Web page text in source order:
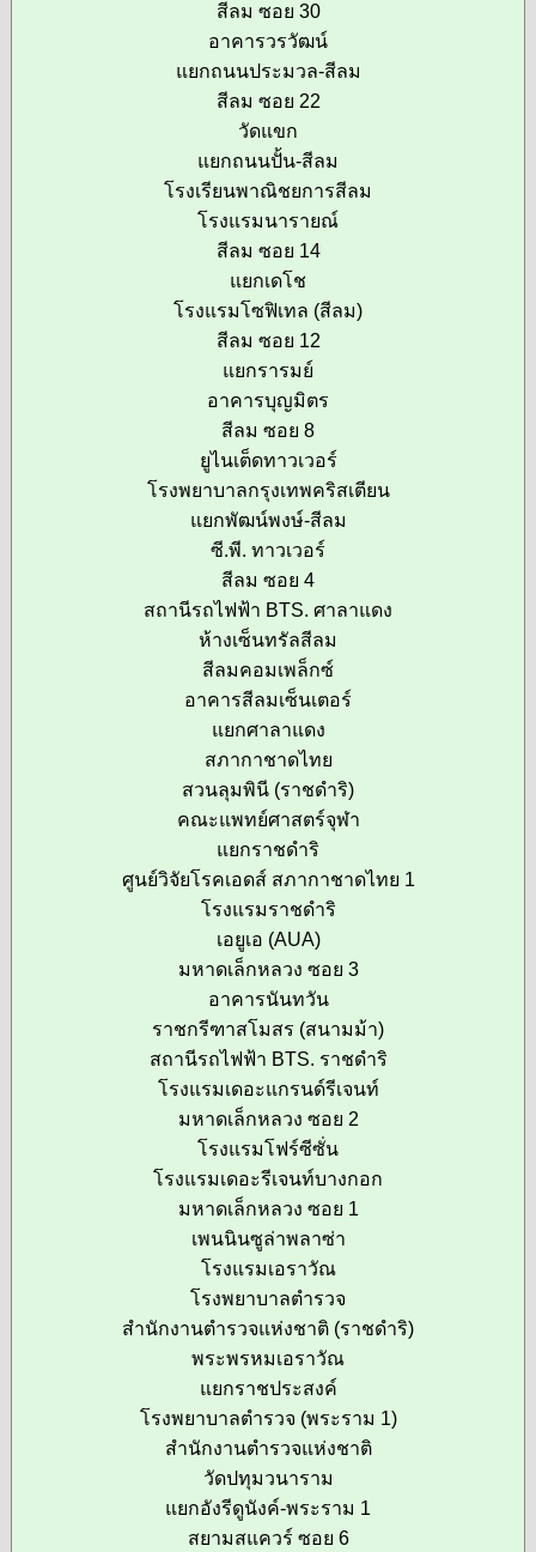
สีลม ซอย 30
อาคารวรวัฒน์
แยกถนนประมวล-สีลม
สีลม ซอย 22
วัดแขก
แยกถนนปั้น-สีลม
โรงเรียนพาณิชยการสีลม
โรงแรมนารายณ์
สีลม ซอย 14
แยกเดโช
โรงแรมโซฟิเทล (สีลม)
สีลม ซอย 12
แยกรารมย์
อาคารบุญมิตร
สีลม ซอย 8
ยูไนเต็ดทาวเวอร์
โรงพยาบาลกรุงเทพคริสเตียน
แยกพัฒน์พงษ์-สีลม
ซี.พี. ทาวเวอร์
สีลม ซอย 4
สถานีรถไฟฟ้า BTS. ศาลาแดง
ห้างเซ็นทรัลสีลม
สีลมคอมเพล็กซ์
อาคารสีลมเซ็นเตอร์
แยกศาลาแดง
สภากาชาดไทย
สวนลุมพินี (ราชดำริ)
คณะแพทย์ศาสตร์จุฬา
แยกราชดำริ
ศูนย์วิจัยโรคเอดส์ สภากาชาดไทย 1
โรงแรมราชดำริ
เอยูเอ (AUA)
มหาดเล็กหลวง ซอย 3
อาคารนันทวัน
ราชกรีฑาสโมสร (สนามม้า)
สถานีรถไฟฟ้า BTS. ราชดำริ
โรงแรมเดอะแกรนด์รีเจนท์
มหาดเล็กหลวง ซอย 2
โรงแรมโฟร์ซีซั่น
โรงแรมเดอะรีเจนท์บางกอก
มหาดเล็กหลวง ซอย 1
เพนนินซูล่าพลาซ่า
โรงแรมเอราวัณ
โรงพยาบาลตำรวจ
สำนักงานตำรวจแห่งชาติ (ราชดำริ)
พระพรหมเอราวัณ
แยกราชประสงค์
โรงพยาบาลตำรวจ (พระราม 1)
สำนักงานตำรวจแห่งชาติ
วัดปทุมวนาราม
แยกอังรีดูนังค์-พระราม 1
สยามสแควร์ ซอย 6